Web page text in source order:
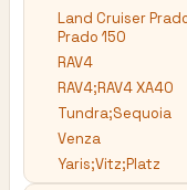
Land Cruiser
Prado 150
RAV4
RAV4;RAV4 XA40
Tundra;Sequoia
Venza
Yaris;Vitz;Platz